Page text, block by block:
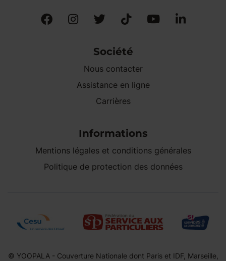
Société
Nous contacter
Assistance en ligne
Carrières
Informations
Mentions légales et conditions générales
Politique de protection des données
© YOOPALA - Couverture Nationale dont Paris et IDF, Marseille,